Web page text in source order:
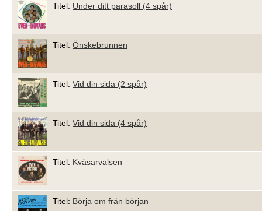
Titel: Under ditt parasoll (4 spår)
Titel: Önskebrunnen
Titel: Vid din sida (2 spår)
Titel: Vid din sida (4 spår)
Titel: Kväsarvalsen
Titel: Börja om från början